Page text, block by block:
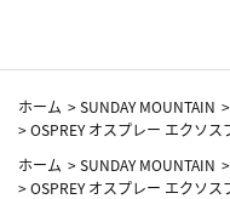
ホーム >SUNDAY MOUNTAIN >
>OSPREY オスプレー エクソス
ホーム >SUNDAY MOUNTAIN >
>OSPREY オスプレー エクソス